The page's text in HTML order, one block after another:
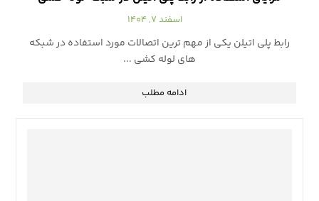
اسفند ۷, ۱۴۰۴
رابط پلی اتیلن یکی از مهم ترین اتصالات مورد استفاده در شبکه
های لوله کشی ...
ادامه مطلب